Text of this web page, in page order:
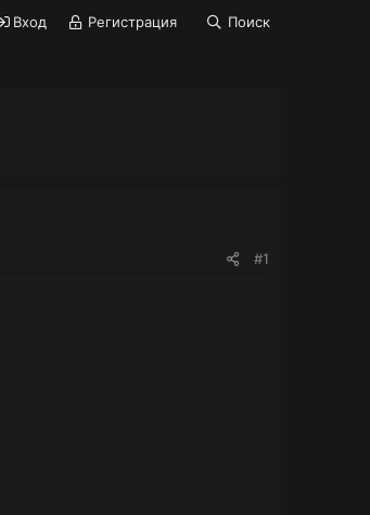
Вход Регистрация Поиск
#1